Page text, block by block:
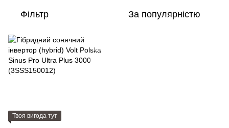
Фільтр За популярністю
Твоя вигода тут